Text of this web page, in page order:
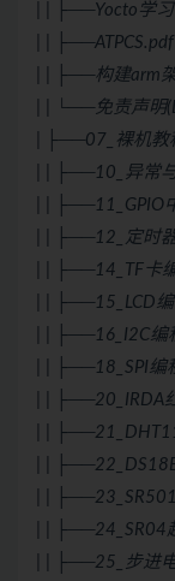
| | ├──Yocto学
| |
| | ├──构建arm
| | └──免责声明
| ├──07_裸机教
| | ├──10_异常
| | ├──11_GPIO
| | ├──12_定时
| | ├──14_TF卡
| | ├──15_LCD
| | ├──16_I2C编
| | ├──18_SPI编
| | ├──20_IRDA
| |
| |
| |
| | ├──24_SR04
| | ├──25_步进